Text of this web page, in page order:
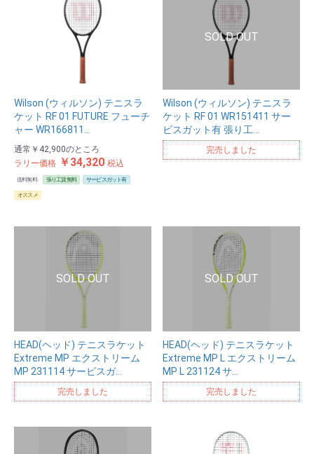
Wilson (ウィルソン) テニスラ
ケット RF 01 FUTURE フューチ
ャー WR166811…
通常 ￥42,900のところ
ラリー価格 ￥34,320 税込
送料無料 張り工賃無料 サービスガット有
オススメ
Wilson (ウィルソン) テニスラ
ケット RF 01 WR151411 サー
ビスガット有 張り工…
完売しました
HEAD(ヘッド) テニスラケット
Extreme MP エクストリーム
MP 231114 サービスガ…
完売しました
HEAD(ヘッド) テニスラケット
Extreme MP L エクストリーム
MP L 231124 サ…
完売しました